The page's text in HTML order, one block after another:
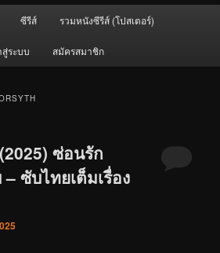
ซีรีส์ รวมหนังซีรีส์ (โปสเตอร์)
สู่ระบบ สมัครสมาชิก
ซ่อนรัก
ซับไทยเต็มเรื่อง